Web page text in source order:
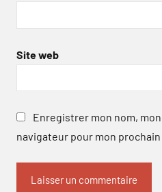
Site web
Enregistrer mon nom,
navigateur pour mon